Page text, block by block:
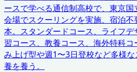
ースで学べる通信制高校で、東京
会場でスクーリングを実施、宿泊
本。スタンダードコース、ライフ
習コース、教養コース、海外特科
み上げ型や週1〜3日登校など多様
養を養う。